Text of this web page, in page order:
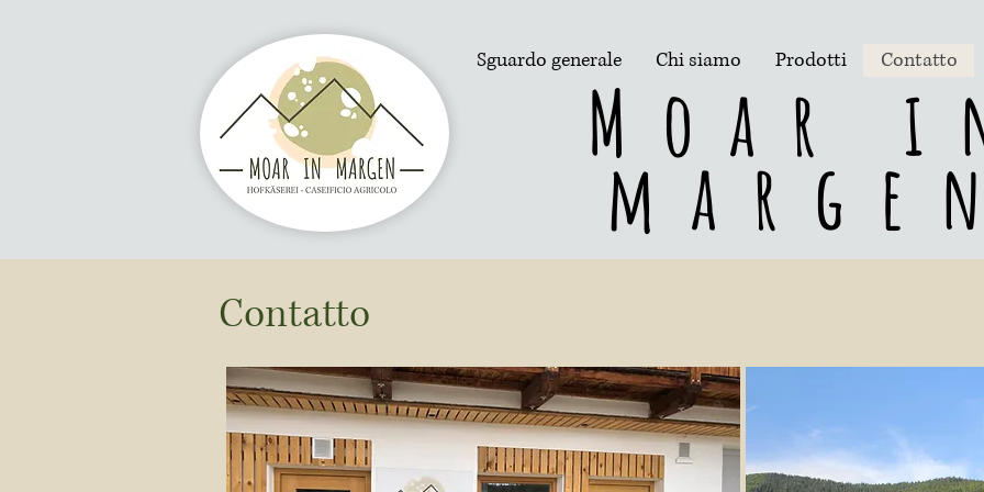
Sguardo generale Chi siamo Prodotti Contatto
Moar
Contatto